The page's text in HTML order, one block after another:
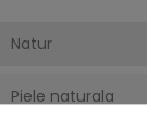
Natur
Piele naturala